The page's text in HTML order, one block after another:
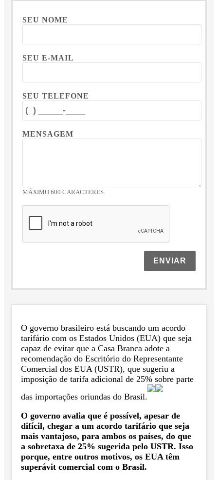
SEU NOME
SEU E-MAIL
SEU TELEFONE
MENSAGEM
MÁXIMO 600 CARACTERES.
ENVIAR
O governo brasileiro está buscando um acordo
tarifário com os Estados Unidos (EUA) que seja
capaz de evitar que a Casa Branca adote a
recomendação do Escritório do Representante
Comercial dos EUA (USTR), que sugeriu a
imposição de tarifa adicional de 25% sobre parte
das importações oriundas do Brasil.
O governo avalia que é possível, apesar de
difícil, chegar a um acordo tarifário que seja
mais vantajoso, para ambos os países, do que
a sobretaxa de 25% sugerida pelo USTR. Isso
porque, entre outros motivos, os EUA têm
superávit comercial com o Brasil.